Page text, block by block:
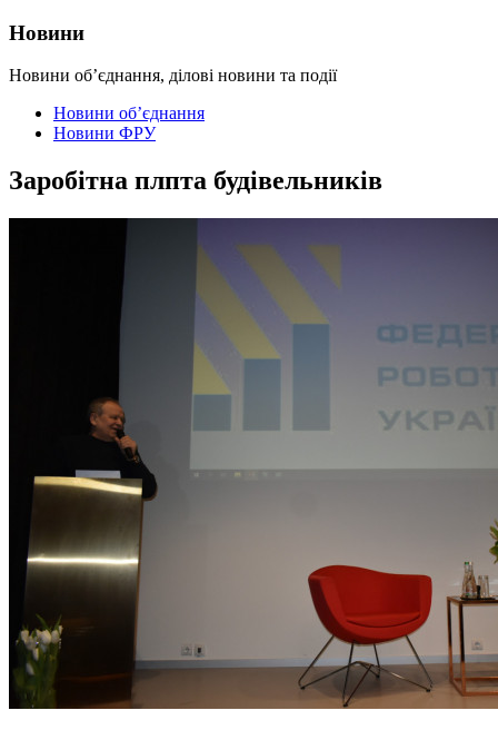
Новини
Новини об’єднання, ділові новини та події
Новини об’єднання
Новини ФРУ
Заробітна плпта будівельників